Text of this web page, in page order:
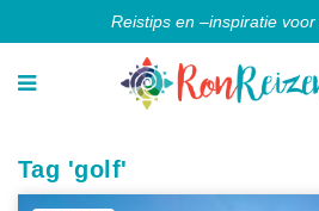
Reistips en –inspiratie
Tag 'golf'